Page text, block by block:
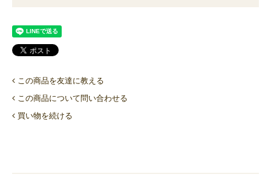
この商品を友達に教える
この商品について問い合わせる
買い物を続ける